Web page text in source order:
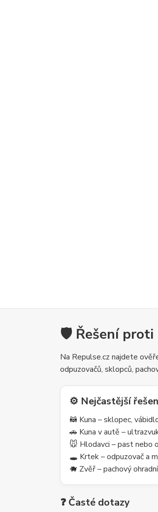
🛡️ Řešení proti
Na Repulse.cz najdete
odpuzovačů, sklopců,
⚙️ Nejčastější
🦝 Kuna – sklopec,
🚗 Kuna v autě –
🐭 Hlodavci – past nebo
🕳️ Krtek – odpuzovač a
🐗 Zvěř – pachový
❓ Časté dotazy